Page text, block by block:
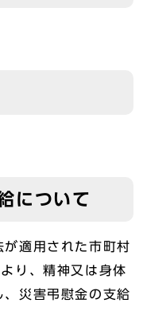
について
適用された市町村
り、精神又は身体
災害弔慰金の支給